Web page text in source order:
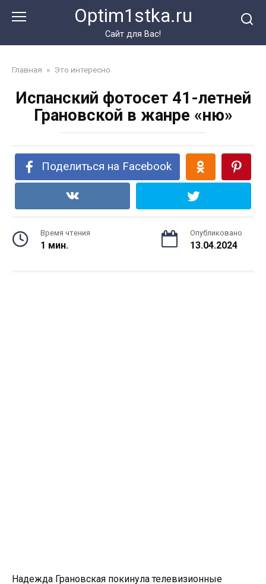
Optim1stka.ru
Сайт для Вас!
Главная » Это интересно
Испанский фотосет 41-летней
Грановской в жанре «ню»
Поделиться на Facebook
Время чтения
1 мин.
Опубликовано
13.04.2024
Надежда Грановская покинула телевизионные